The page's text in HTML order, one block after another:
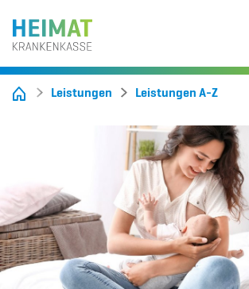
Leistungen Leistungen A-Z